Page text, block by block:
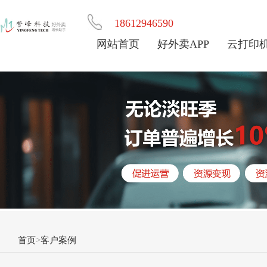
18612946590
网站首页
好外卖APP 云打印
首页>客户案例